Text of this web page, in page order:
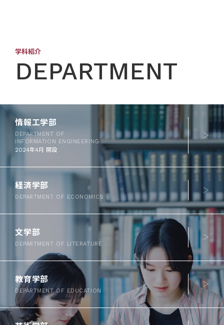
学科紹介
DEPARTMENT
情報工学部
DEPARTMENT OF
INFORMATION ENGINEERING
2024年4月
開設
経済学部
DEPARTMENT OF ECONOMICS
文学部
DEPARTMENT OF LITERATURE
教育学部
DEPARTMENT OF EDUCATION